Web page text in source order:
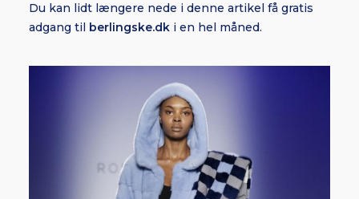
Du kan lidt længere nede i denne artikel få gratis
adgang til berlingske.dk i en hel måned.